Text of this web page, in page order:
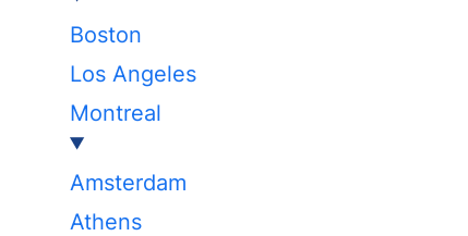
Boston
Los Angeles
Montreal
Amsterdam
Athens